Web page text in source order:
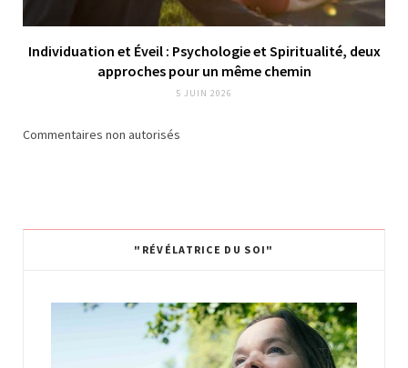
Individuation et Éveil : Psychologie et Spiritualité, deux
approches pour un même chemin
5 JUIN 2026
Commentaires non autorisés
"RÉVÉLATRICE DU SOI"